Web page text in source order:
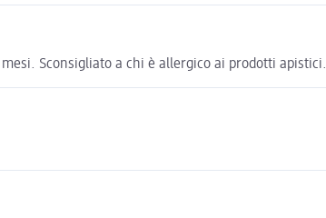
Sconsigliato a chi è allergico ai prodotti apistici.